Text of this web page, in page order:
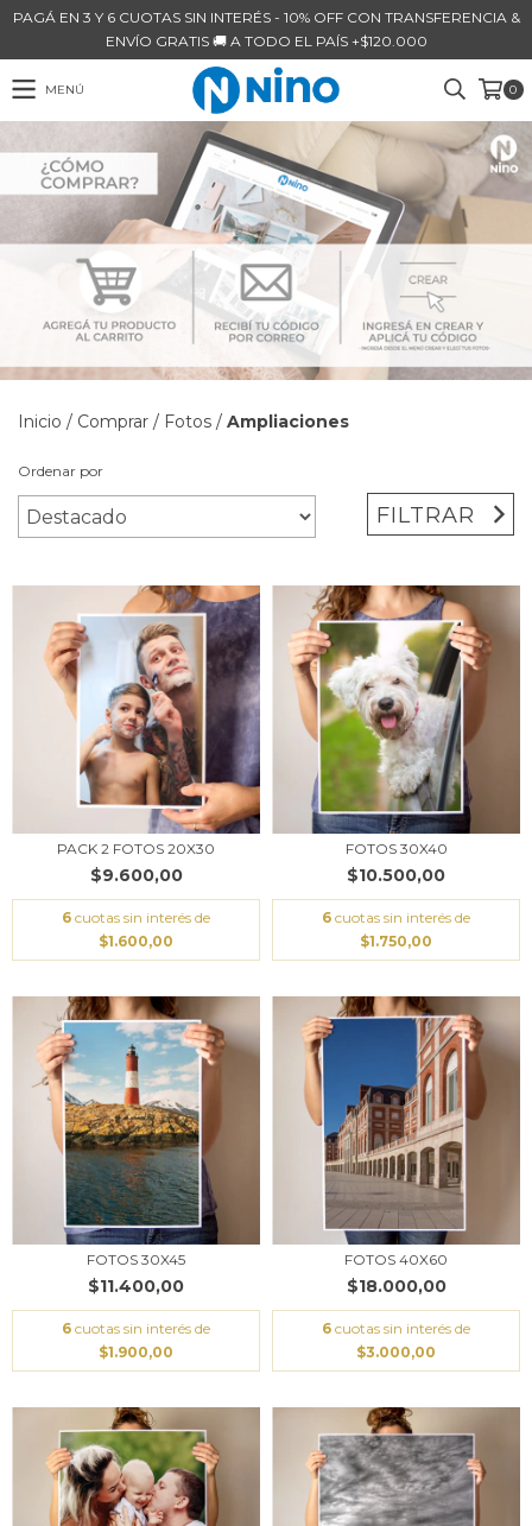
PAGÁ EN 3 Y 6 CUOTAS SIN INTERÉS - 10% OFF CON TRANSFERENCIA &
ENVÍO GRATIS 🚚 A TODO EL PAÍS +$120.000
MENÚ 0
Inicio / Comprar / Fotos / Ampliaciones
Ordenar por
FILTRAR
PACK 2 FOTOS 20X30
$9.600,00
6 cuotas sin interés de
$1.600,00
FOTOS 30X40
$10.500,00
6 cuotas sin interés de
$1.750,00
FOTOS 30X45
$11.400,00
6 cuotas sin interés de
$1.900,00
FOTOS 40X60
$18.000,00
6 cuotas sin interés de
$3.000,00